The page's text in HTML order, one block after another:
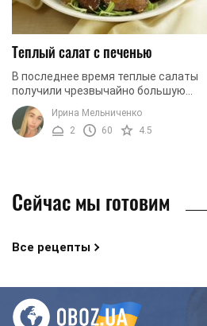
Теплый салат с печенью
В последнее время теплые салаты
получили чрезвычайно большую
популярность. И это неудивительно,
ведь они питательные, витаминные и
содержат ...
Ирина Мельниченко
2
60 4.5
Сейчас мы готовим
Все рецепты